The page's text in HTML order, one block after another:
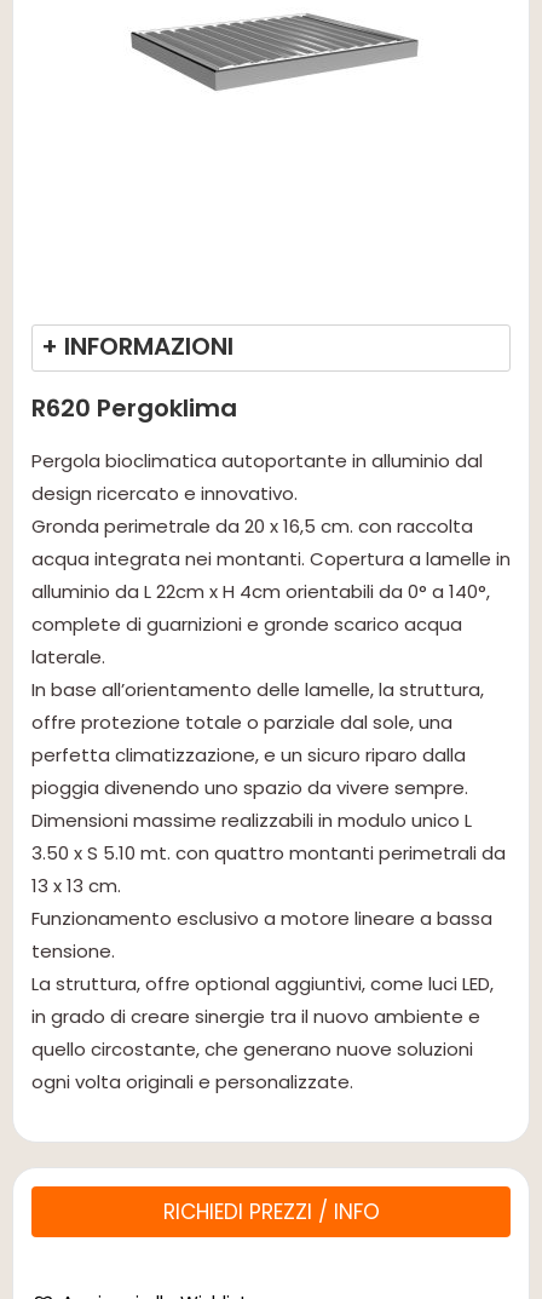
+ INFORMAZIONI
R620 Pergoklima
Pergola bioclimatica autoportante in alluminio dal
design ricercato e innovativo.
Gronda perimetrale da 20 x 16,5 cm. con raccolta
acqua integrata nei montanti. Copertura a lamelle in
alluminio da L 22cm x H 4cm orientabili da 0° a 140°,
complete di guarnizioni e gronde scarico acqua
laterale.
In base all’orientamento delle lamelle, la struttura,
offre protezione totale o parziale dal sole, una
perfetta climatizzazione, e un sicuro riparo dalla
pioggia divenendo uno spazio da vivere sempre.
Dimensioni massime realizzabili in modulo unico L
3.50 x S 5.10 mt. con quattro montanti perimetrali da
13 x 13 cm.
Funzionamento esclusivo a motore lineare a bassa
tensione.
La struttura, offre optional aggiuntivi, come luci LED,
in grado di creare sinergie tra il nuovo ambiente e
quello circostante, che generano nuove soluzioni
ogni volta originali e personalizzate.
RICHIEDI PREZZI / INFO